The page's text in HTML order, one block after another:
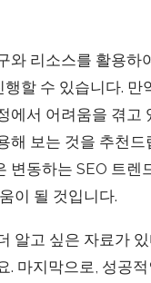
와 리소스를 활용하
행할 수 있습니다. 만
에서 어려움을 겪고
해 보는 것을 추천드
변동하는 SEO 트렌
이 될 것입니다.
알고 싶은 자료가
. 마지막으로, 성공